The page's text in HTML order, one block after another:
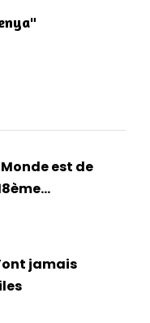
est de
jamais